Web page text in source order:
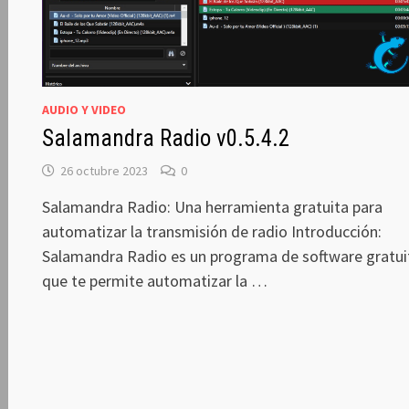
AUDIO Y VIDEO
Salamandra Radio v0.5.4.2
26 octubre 2023 0
Salamandra Radio: Una herramienta gratuita para
automatizar la transmisión de radio Introducción:
Salamandra Radio es un programa de software
que te permite automatizar la …